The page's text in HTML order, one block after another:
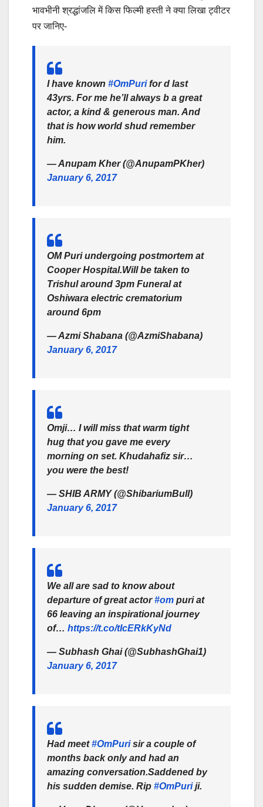
भावभीनी श्रद्धांजलि में किस फिल्मी हस्ती ने क्या लिखा ट्वीटर
पर जानिए-
I have known #OmPurifor d last
43yrs. For me he’ll always b a great
actor, a kind & generous man. And
that is how world shud remember
him.
— Anupam Kher (@AnupamPKher)
January 6, 2017
OM Puri undergoing postmortem at
Cooper Hospital.Will be taken to
Trishul around 3pm Funeral at
Oshiwara electric crematorium
around 6pm
— Azmi Shabana (@AzmiShabana)
January 6, 2017
Omji… I will miss that warm tight
hug that you gave me every
morning on set. Khudahafiz sir…
you were the best!
— SHIB ARMY (@ShibariumBull)
January 6, 2017
We all are sad to know about
departure of great actor#om puri at
66 leaving an inspirational journey
of… https://t.co/tIcERkKyNd
— Subhash Ghai (@SubhashGhai1)
January 6, 2017
Had meet#OmPurisir a couple of
months back only and had an
amazing conversation.Saddened by
his sudden demise. Rip #OmPuriji.